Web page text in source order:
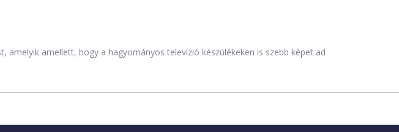
amellett, hogy a hagyományos televízió készülékeken is szebb képet ad